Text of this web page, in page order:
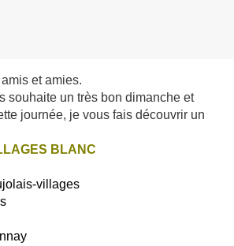
et amies.
souhaite un très bon dimanche et
journée, je vous fais découvrir un
BLANC
villages